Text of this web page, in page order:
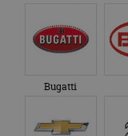
Bugatti